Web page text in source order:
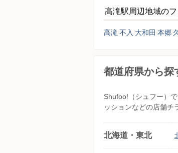
高滝駅周辺地域の
高滝 不入 大和田 本郷
都道府県から探
Shufoo!（シュフー）
ッションなどの店舗チ
北海道・東北